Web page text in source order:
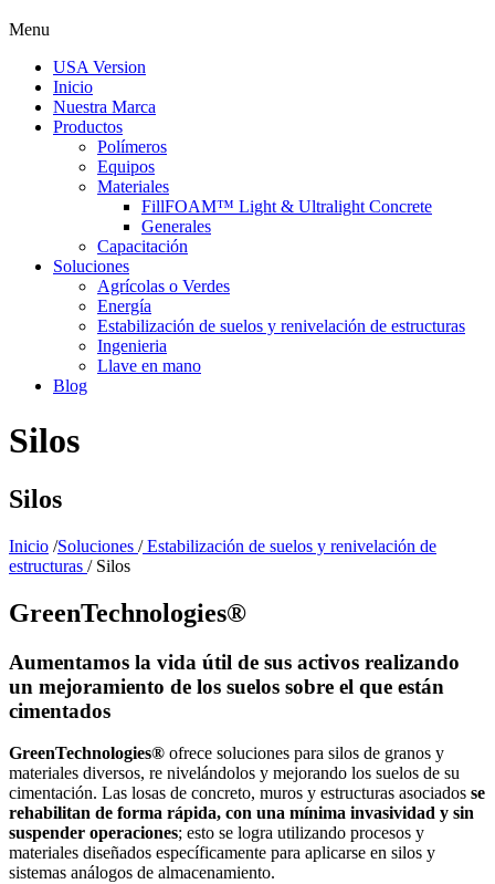
Menu
USA Version
Inicio
Nuestra Marca
Productos
Polímeros
Equipos
Materiales
FillFOAM™ Light & Ultralight Concrete
Generales
Capacitación
Soluciones
Agrícolas o Verdes
Energía
Estabilización de suelos y renivelación de estructuras
Ingenieria
Llave en mano
Blog
Silos
Silos
Inicio /Soluciones /Estabilización de suelos y renivelación de
estructuras / Silos
GreenTechnologies®
Aumentamos la vida útil de sus activos realizando
un mejoramiento de los suelos sobre el que están
cimentados
GreenTechnologies® ofrece soluciones para silos de granos y
materiales diversos, re nivelándolos y mejorando los suelos de su
cimentación. Las losas de concreto, muros y estructuras asociados se
rehabilitan de forma rápida, con una mínima invasividad y sin
suspender operaciones; esto se logra utilizando procesos y
materiales diseñados específicamente para aplicarse en silos y
sistemas análogos de almacenamiento.